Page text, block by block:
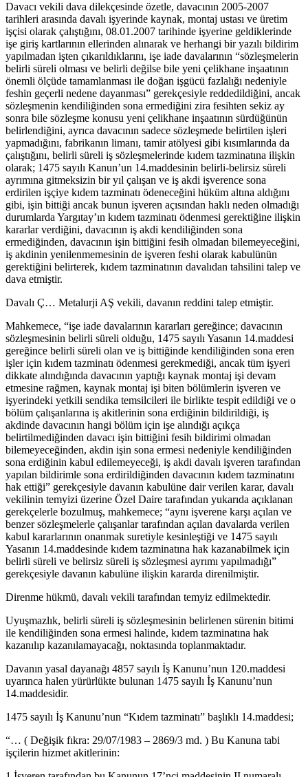
Davacı vekili dava dilekçesinde özetle, davacının 2005-2007
tarihleri arasında davalı işyerinde kaynak, montaj ustası ve üretim
işçisi olarak çalıştığını, 08.01.2007 tarihinde işyerine geldiklerinde
işe giriş kartlarının ellerinden alınarak ve herhangi bir yazılı bildirim
yapılmadan işten çıkarıldıklarını, işe iade davalarının “sözleşmelerin
belirli süreli olması ve belirli değilse bile yeni çelikhane inşaatının
önemli ölçüde tamamlanması ile doğan işgücü fazlalığı nedeniyle
feshin geçerli nedene dayanması” gerekçesiyle reddedildiğini, ancak
sözleşmenin kendiliğinden sona ermediğini zira fesihten sekiz ay
sonra bile sözleşme konusu yeni çelikhane inşaatının sürdüğünün
belirlendiğini, ayrıca davacının sadece sözleşmede belirtilen işleri
yapmadığını, fabrikanın limanı, tamir atölyesi gibi kısımlarında da
çalıştığını, belirli süreli iş sözleşmelerinde kıdem tazminatına ilişkin
olarak; 1475 sayılı Kanun’un 14.maddesinin belirli-belirsiz süreli
ayrımına gitmeksizin bir yıl çalışan ve iş akdi işverence sona
erdirilen işçiye kıdem tazminatı ödeneceğini hüküm altına aldığını
gibi, işin bittiği ancak bunun işveren açısından haklı neden olmadığı
durumlarda Yargıtay’ın kıdem tazminatı ödenmesi gerektiğine ilişkin
kararlar verdiğini, davacının iş akdi kendiliğinden sona
ermediğinden, davacının işin bittiğini fesih olmadan bilemeyeceğini,
iş akdinin yenilenmemesinin de işveren feshi olarak kabulünün
gerektiğini belirterek, kıdem tazminatının davalıdan tahsilini talep ve
dava etmiştir.
Davalı Ç… Metalurji AŞ vekili, davanın reddini talep etmiştir.
Mahkemece, “işe iade davalarının kararları gereğince; davacının
sözleşmesinin belirli süreli olduğu, 1475 sayılı Yasanın 14.maddesi
gereğince belirli süreli olan ve iş bittiğinde kendiliğinden sona eren
işler için kıdem tazminatı ödenmesi gerekmediği, ancak tüm işyeri
dikkate alındığında davacının yaptığı kaynak montaj işi devam
etmesine rağmen, kaynak montaj işi biten bölümlerin işveren ve
işyerindeki yetkili sendika temsilcileri ile birlikte tespit edildiği ve o
bölüm çalışanlarına iş akitlerinin sona erdiğinin bildirildiği, iş
akdinde davacının hangi bölüm için işe alındığı açıkça
belirtilmediğinden davacı işin bittiğini fesih bildirimi olmadan
bilemeyeceğinden, akdin işin sona ermesi nedeniyle kendiliğinden
sona erdiğinin kabul edilemeyeceği, iş akdi davalı işveren tarafından
yapılan bildirimle sona erdirildiğinden davacının kıdem tazminatını
hak ettiği” gerekçesiyle davanın kabulüne dair verilen karar, davalı
vekilinin temyizi üzerine Özel Daire tarafından yukarıda açıklanan
gerekçelerle bozulmuş, mahkemece; “aynı işverene karşı açılan ve
benzer sözleşmelerle çalışanlar tarafından açılan davalarda verilen
kabul kararlarının onanmak suretiyle kesinleştiği ve 1475 sayılı
Yasanın 14.maddesinde kıdem tazminatına hak kazanabilmek için
belirli süreli ve belirsiz süreli iş sözleşmesi ayrımı yapılmadığı”
gerekçesiyle davanın kabulüne ilişkin kararda direnilmiştir.
Direnme hükmü, davalı vekili tarafından temyiz edilmektedir.
Uyuşmazlık, belirli süreli iş sözleşmesinin belirlenen sürenin bitimi
ile kendiliğinden sona ermesi halinde, kıdem tazminatına hak
kazanılıp kazanılamayacağı, noktasında toplanmaktadır.
Davanın yasal dayanağı 4857 sayılı İş Kanunu’nun 120.maddesi
uyarınca halen yürürlükte bulunan 1475 sayılı İş Kanunu’nun
14.maddesidir.
1475 sayılı İş Kanunu’nun “Kıdem tazminatı” başlıklı 14.maddesi;
“… ( Değişik fıkra: 29/07/1983 – 2869/3 md. ) Bu Kanuna tabi
işçilerin hizmet akitlerinin: